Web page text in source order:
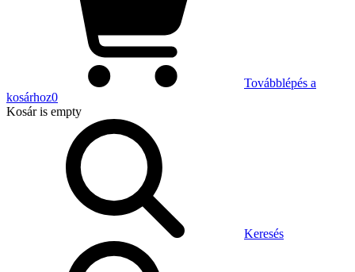
Továbblépés a
kosárhoz0
Kosáris empty
Keresés